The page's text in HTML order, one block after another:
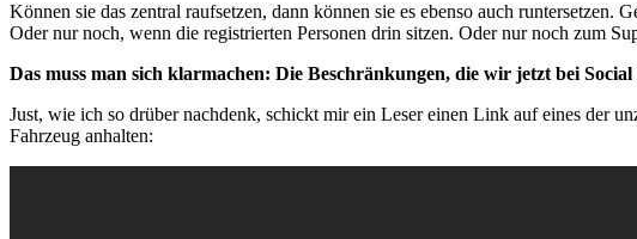
Können sie das zentral raufsetzen, dann können sie es ebenso auch
Oder nur noch, wenn die registrierten Personen drin sitzen. Oder nur noch zum
Das muss man sich klarmachen: Die Beschränkungen, die wir jetzt bei
Just, wie ich so drüber nachdenk, schickt mir ein Leser einen Link auf eines der
Fahrzeug anhalten: